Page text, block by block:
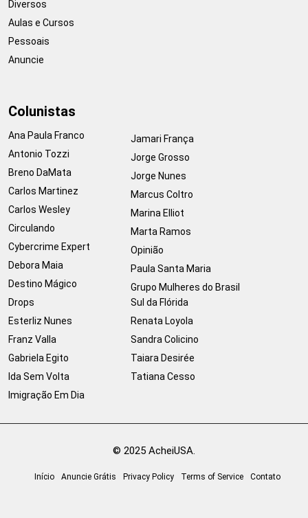
Diversos
Aulas e Cursos
Pessoais
Anuncie
Colunistas
Ana Paula Franco
Antonio Tozzi
Breno DaMata
Carlos Martinez
Carlos Wesley
Circulando
Cybercrime Expert
Debora Maia
Destino Mágico
Drops
Esterliz Nunes
Franz Valla
Gabriela Egito
Ida Sem Volta
Imigração Em Dia
Jamari França
Jorge Grosso
Jorge Nunes
Marcus Coltro
Marina Elliot
Marta Ramos
Opinião
Paula Santa Maria
Grupo Mulheres do Brasil
Sul da Flórida
Renata Loyola
Sandra Colicino
Taiara Desirée
Tatiana Cesso
© 2025 AcheiUSA.
Início Anuncie Grátis Privacy Policy Terms of Service Contato